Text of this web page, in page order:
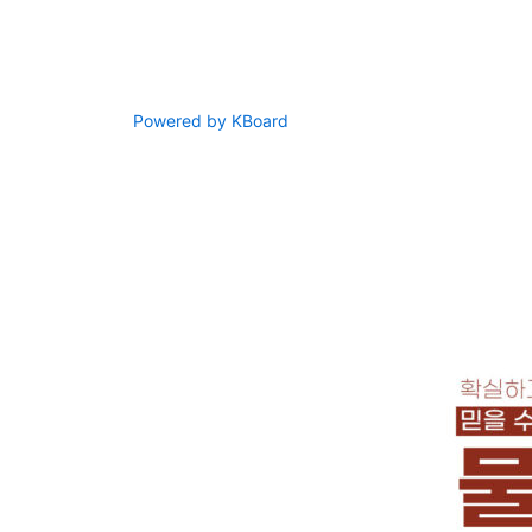
Powered by KBoard